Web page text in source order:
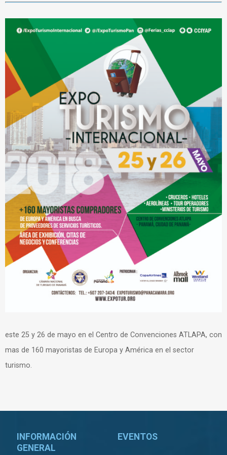
este 25 y 26 de mayo en el Centro de Convenciones ATLAPA, con
mas de 160 mayoristas de Europa y América en el sector
turismo.
INFORMACIÓN
GENERAL
EVENTOS